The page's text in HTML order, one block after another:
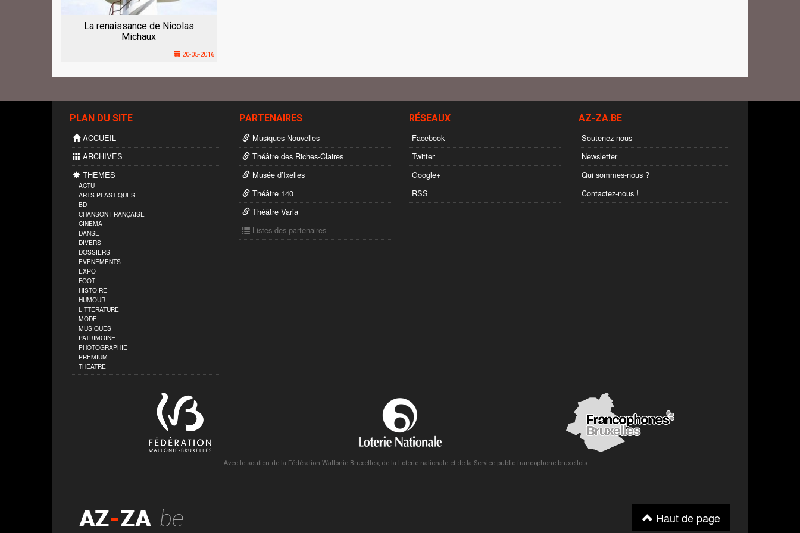
La renaissance de Nicolas
Michaux
20-05-2016
PLAN DU SITE
ACCUEIL
ARCHIVES
THEMES
ACTU
ARTS PLASTIQUES
BD
CHANSON FRANÇAISE
CINEMA
DANSE
DIVERS
DOSSIERS
EVENEMENTS
EXPO
FOOT
HISTOIRE
HUMOUR
LITTERATURE
MODE
MUSIQUES
PATRIMOINE
PHOTOGRAPHIE
PREMIUM
THEATRE
PARTENAIRES
Musiques Nouvelles
Théâtre des Riches-Claires
Musée d’Ixelles
Théâtre 140
Théâtre Varia
Listes des partenaires
RÉSEAUX
Facebook
Twitter
Google+
RSS
AZ-ZA.BE
Soutenez-nous
Newsletter
Qui sommes-nous ?
Contactez-nous !
Avec le soutien de la Fédération Wallonie-Bruxelles, de la Loterie nationale et de la Service public francophone bruxellois
Haut de page